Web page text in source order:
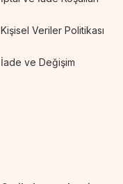
Kişisel Veriler Politikası
İade ve Değişim